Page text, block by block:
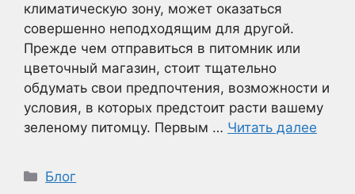
климатическую зону, может оказаться
совершенно неподходящим для другой.
Прежде чем отправиться в питомник или
цветочный магазин, стоит тщательно
обдумать свои предпочтения, возможности и
условия, в которых предстоит расти вашему
зеленому питомцу. Первым … Читать далее
Рубрики
Блог